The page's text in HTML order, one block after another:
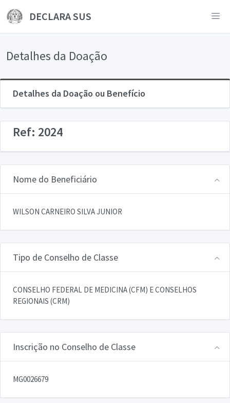
DECLARA SUS
Detalhes da Doação
Detalhes da Doação ou Benefício
Ref: 2024
Nome do Beneficiário
WILSON CARNEIRO SILVA JUNIOR
Tipo de Conselho de Classe
CONSELHO FEDERAL DE MEDICINA (CFM) E CONSELHOS
REGIONAIS (CRM)
Inscrição no Conselho de Classe
MG0026679